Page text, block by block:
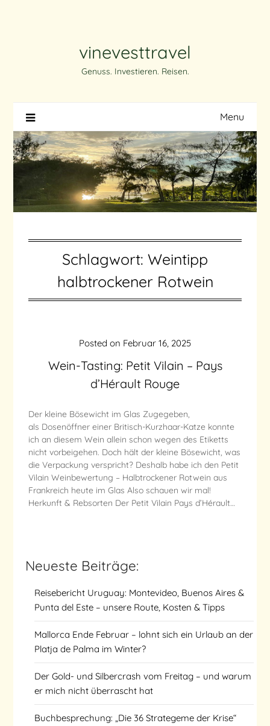
vinevesttravel
Genuss. Investieren. Reisen.
Menu
Schlagwort: Weintipp
halbtrockener Rotwein
Wein-Tasting: Petit Vilain – Pays
d’Hérault Rouge
Posted on Februar 16, 2025
Der kleine Bösewicht im Glas Zugegeben,
als Dosenöffner einer Britisch-Kurzhaar-Katze konnte
ich an diesem Wein allein schon wegen des Etiketts
nicht vorbeigehen. Doch hält der kleine Bösewicht, was
die Verpackung verspricht? Deshalb habe ich den Petit
Vilain Weinbewertung – Halbtrockener Rotwein aus
Frankreich heute im Glas Also schauen wir mal!
Herkunft & Rebsorten Der Petit Vilain Pays d’Hérault…
Neueste Beiträge:
Reisebericht Uruguay: Montevideo, Buenos Aires &
Punta del Este – unsere Route, Kosten & Tipps
Mallorca Ende Februar – lohnt sich ein Urlaub an der
Platja de Palma im Winter?
Der Gold- und Silbercrash vom Freitag – und warum
er mich nicht überrascht hat
Buchbesprechung: „Die 36 Strategeme der Krise“